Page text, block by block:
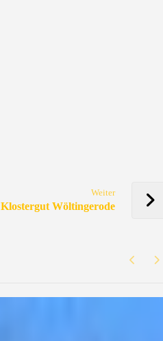
Weiter
Klostergut Wöltingerode